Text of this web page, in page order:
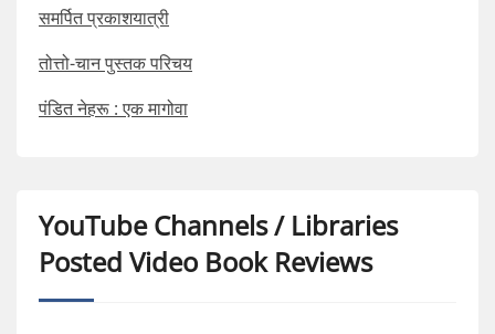
समर्पित प्रकाशयात्री
तोत्तो-चान पुस्तक परिचय
पंडित नेहरू : एक मागोवा
YouTube Channels / Libraries
Posted Video Book Reviews